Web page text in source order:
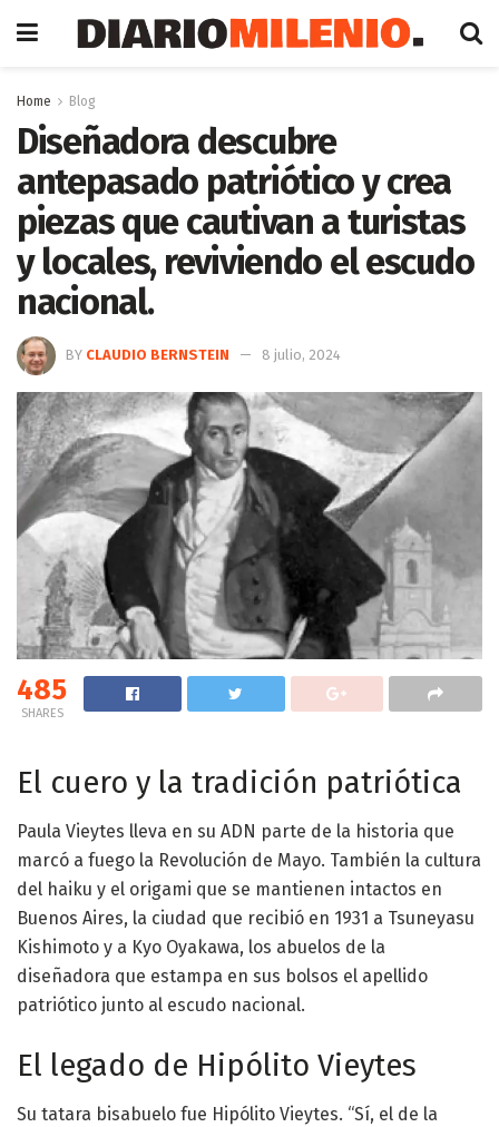
Home Blog
Diseñadora descubre
antepasado patriótico y crea
piezas que cautivan a turistas
y locales, reviviendo el escudo
nacional.
BY CLAUDIO BERNSTEIN 8 julio, 2024
485
SHARES
El cuero y la tradición patriótica
Paula Vieytes lleva en su ADN parte de la historia que
marcó a fuego la Revolución de Mayo. También la cultura
del haiku y el origami que se mantienen intactos en
Buenos Aires, la ciudad que recibió en 1931 a Tsuneyasu
Kishimoto y a Kyo Oyakawa, los abuelos de la
diseñadora que estampa en sus bolsos el apellido
patriótico junto al escudo nacional.
El legado de Hipólito Vieytes
Su tatara bisabuelo fue Hipólito Vieytes. “Sí, el de la